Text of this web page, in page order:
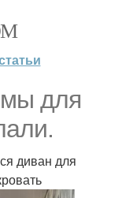
мы для
диван для